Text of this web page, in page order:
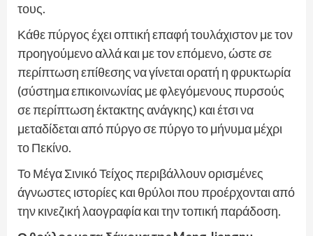
τους.
Κάθε πύργος έχει οπτική επαφή τουλάχιστον με τον
προηγούμενο αλλά και με τον επόμενο, ώστε σε
περίπτωση επίθεσης να γίνεται ορατή η φρυκτωρία
(σύστημα επικοινωνίας με φλεγόμενους πυρσούς
σε περίπτωση έκτακτης ανάγκης) και έτσι να
μεταδίδεται από πύργο σε πύργο το μήνυμα μέχρι
το Πεκίνο.
Το Μέγα Σινικό Τείχος περιβάλλουν ορισμένες
άγνωστες ιστορίες και θρύλοι που προέρχονται από
την κινεζική λαογραφία και την τοπική παράδοση.